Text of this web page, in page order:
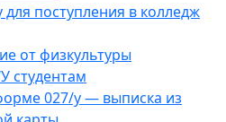
для поступления в колледж
от физкультуры
студентам
027/у — выписка из